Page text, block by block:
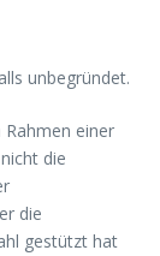
unbegründet.
einer
die
die
gestützt hat